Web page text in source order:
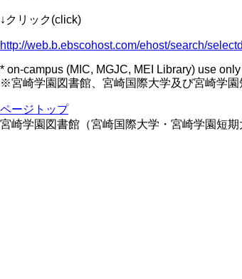
↓クリック(click)
http://web.b.ebscohost.com/ehost/search/
* on-campus (MIC, MGJC, MEI Library) use only
※宮崎学園図書館、宮崎国際大学及び宮崎学園
ページトップ
宮崎学園図書館（宮崎国際大学・宮崎学園